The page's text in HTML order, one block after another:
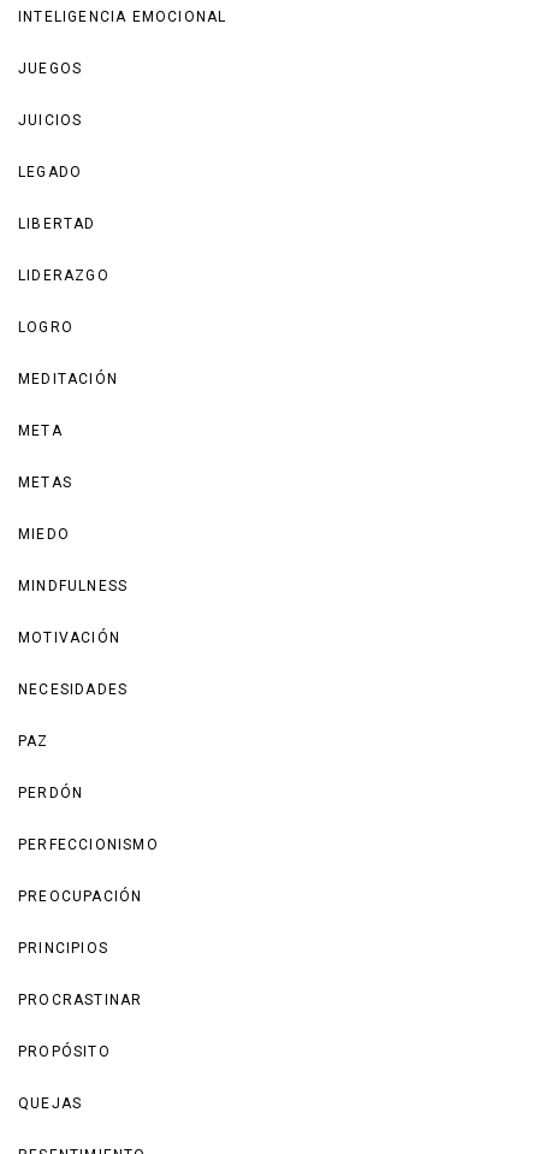
INTELIGENCIA EMOCIONAL
JUEGOS
JUICIOS
LEGADO
LIBERTAD
LIDERAZGO
LOGRO
MEDITACIÓN
META
METAS
MIEDO
MINDFULNESS
MOTIVACIÓN
NECESIDADES
PAZ
PERDÓN
PERFECCIONISMO
PREOCUPACIÓN
PRINCIPIOS
PROCRASTINAR
PROPÓSITO
QUEJAS